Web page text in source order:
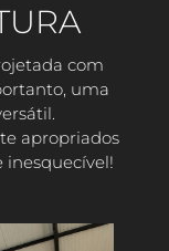
com
uma
apropriados
inesquecível!